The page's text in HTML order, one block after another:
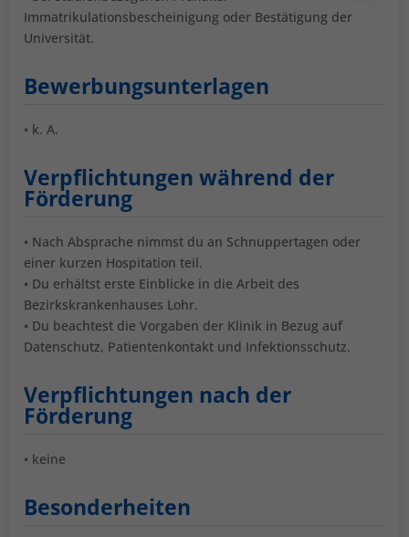
Immatrikulationsbescheinigung oder Bestätigung der
Universität.
Bewerbungsunterlagen
• k. A.
Verpflichtungen während der
Förderung
• Nach Absprache nimmst du an Schnuppertagen oder
einer kurzen Hospitation teil.
• Du erhältst erste Einblicke in die Arbeit des
Bezirkskrankenhauses Lohr.
• Du beachtest die Vorgaben der Klinik in Bezug auf
Datenschutz, Patientenkontakt und Infektionsschutz.
Verpflichtungen nach der
Förderung
• keine
Besonderheiten